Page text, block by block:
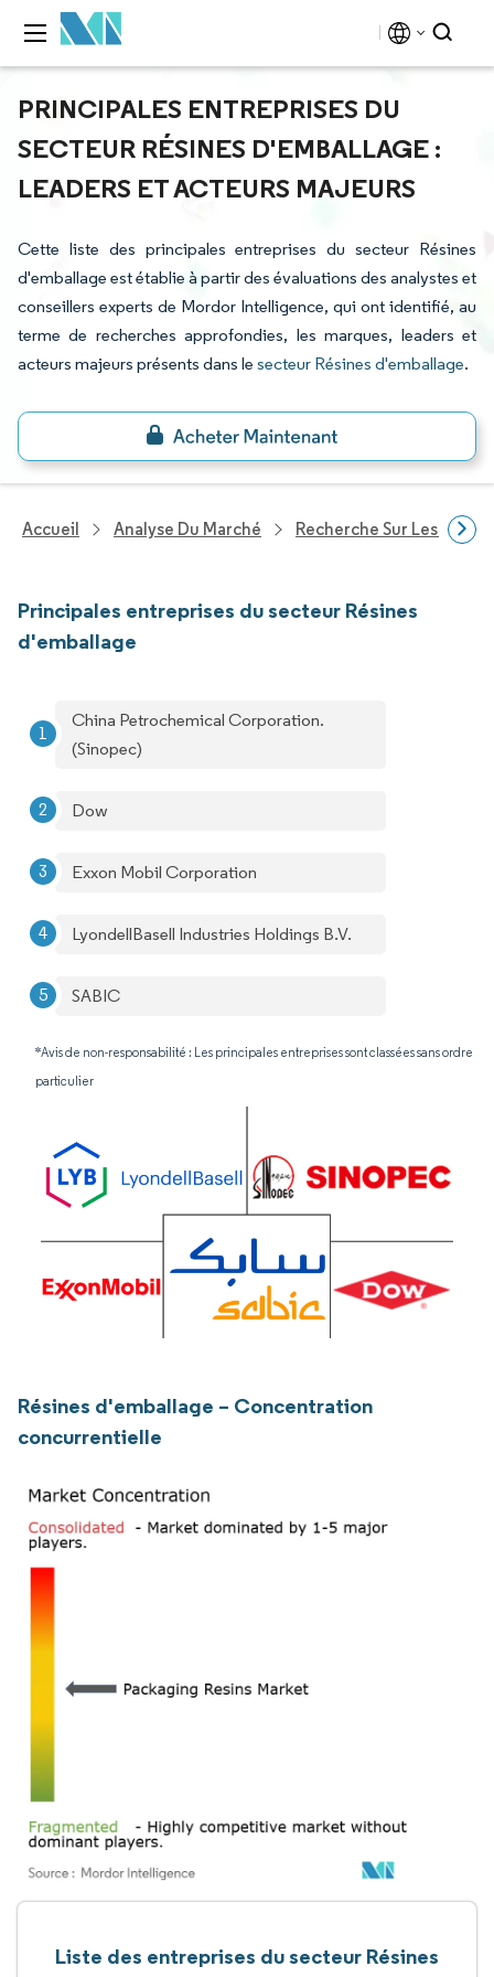
PRINCIPALES ENTREPRISES DU
SECTEUR RÉSINES D'EMBALLAGE :
LEADERS ET ACTEURS MAJEURS
Cette liste des principales entreprises du secteur Résines
d'emballage est établie à partir des évaluations des analystes et
conseillers experts de Mordor Intelligence, qui ont identifié, au
terme de recherches approfondies, les marques, leaders et
acteurs majeurs présents dans le secteur Résines d'emballage.
Accueil Analyse Du Marché Recherche Sur Les
Principales entreprises du secteur Résines
d'emballage
China Petrochemical Corporation.
(Sinopec)
Dow
Exxon Mobil Corporation
LyondellBasell Industries Holdings B.V.
SABIC
*Avis de non-responsabilité : Les principales entreprises sont classées sans ordre
particulier
Résines d'emballage – Concentration
concurrentielle
Liste des entreprises du secteur Résines